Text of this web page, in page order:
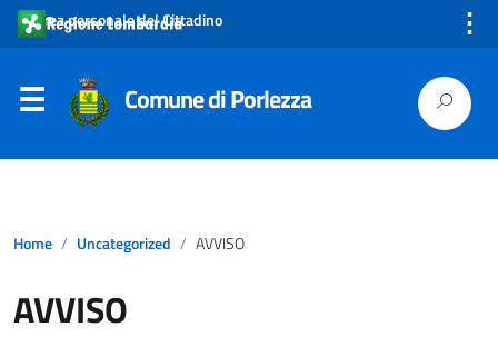
Area personale del Cittadino ⋮
Comune di Porlezza
Home Uncategorized AVVISO
AVVISO